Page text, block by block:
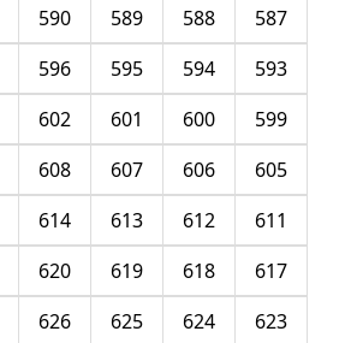
587
588
589
590
593
594
595
596
599
600
601
602
605
606
607
608
611
612
613
614
617
618
619
620
623
624
625
626